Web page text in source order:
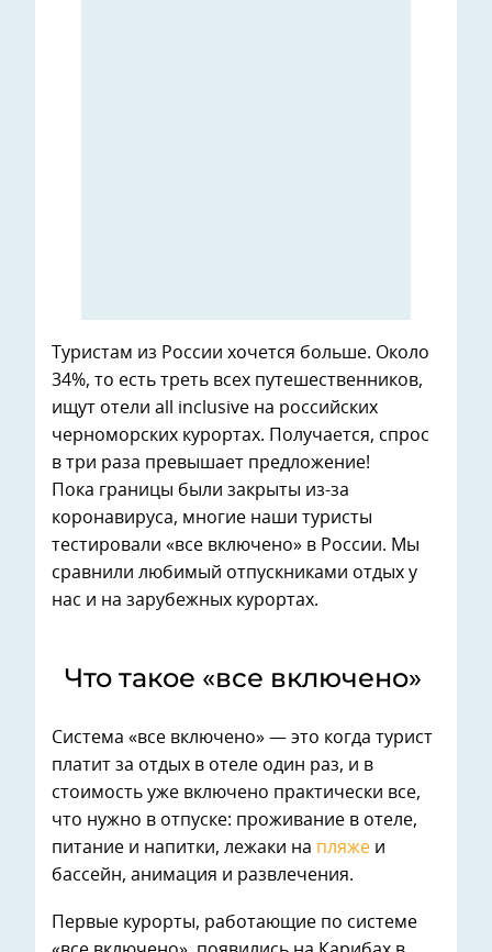
Туристам из России хочется больше. Около
34%, то есть треть всех путешественников,
ищут отели all inclusive на российских
черноморских курортах. Получается, спрос
в три раза превышает предложение!
Пока границы были закрыты из-за
коронавируса, многие наши туристы
тестировали «все включено» в России. Мы
сравнили любимый отпускниками отдых у
нас и на зарубежных курортах.
Что такое «все включено»
Система «все включено» — это когда турист
платит за отдых в отеле один раз, и в
стоимость уже включено практически все,
что нужно в отпуске: проживание в отеле,
питание и напитки, лежаки на пляже и
бассейн, анимация и развлечения.
Первые курорты, работающие по системе